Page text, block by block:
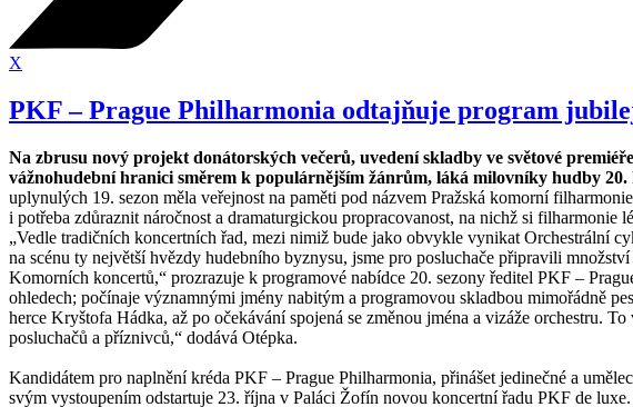
X
PKF – Prague Philharmonia odtajňuje program
Na zbrusu nový projekt donátorských večerů, uvedení skladby ve světové
vážnohudební hranici směrem k populárnějším žánrům, láká milovníky hudby
uplynulých 19. sezon měla veřejnost na paměti pod názvem Pražská komorní
i potřeba zdůraznit náročnost a dramaturgickou propracovanost, na nichž si filharmonie
„Vedle tradičních koncertních řad, mezi nimiž bude jako obvykle vynikat Orchestrální
na scénu ty největší hvězdy hudebního byznysu, jsme pro posluchače připravili
Komorních koncertů,“ prozrazuje k programové nabídce 20. sezony ředitel PKF –
ohledech; počínaje významnými jmény nabitým a programovou skladbou mimořádně
herce Kryštofa Hádka, až po očekávání spojená se změnou jména a vizáže orchestru.
posluchačů a příznivců,“ dodává Otépka.
Kandidátem pro naplnění kréda PKF – Prague Philharmonia, přinášet jedinečné a
svým vystoupením odstartuje 23. října v Paláci Žofín novou koncertní řadu PKF de